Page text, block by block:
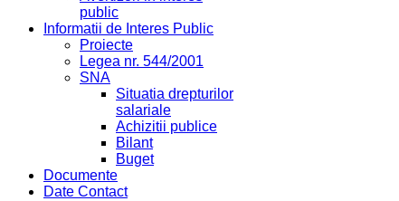
public
Informatii de Interes Public
Proiecte
Legea nr. 544/2001
SNA
Situatia drepturilor
salariale
Achizitii publice
Bilant
Buget
Documente
Date Contact